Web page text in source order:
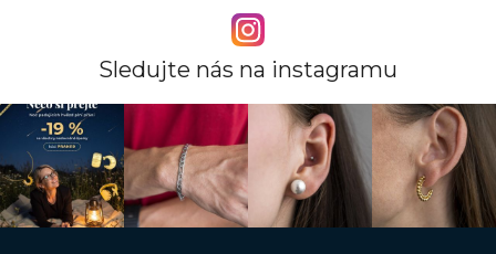
Sledujte nás na instagramu